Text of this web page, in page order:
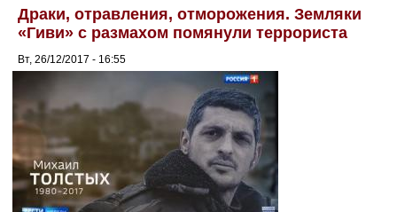
Драки, отравления, отморожения. Земляки
«Гиви» с размахом помянули террориста
Вт, 26/12/2017 - 16:55